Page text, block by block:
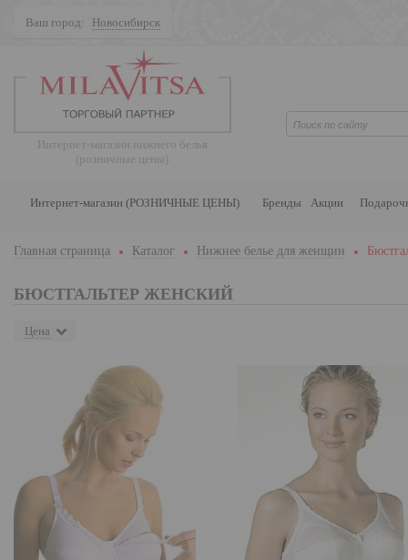
Ваш город: Новосибирск
Интернет-магазин нижнего белья
(розничные цены)
Интернет-магазин (РОЗНИЧНЫЕ ЦЕНЫ) Бренды Акции
Главная страница Каталог Нижнее белье для женщин
БЮСТГАЛЬТЕР ЖЕНСКИЙ
Цена